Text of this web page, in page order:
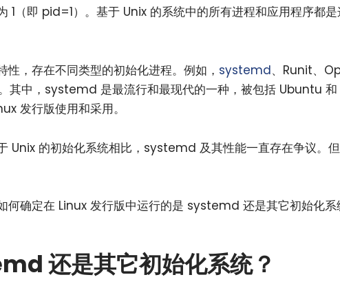
1（即 pid=1）。基于 Unix 的系统中的所有进程和应用程序都
性，存在不同类型的初始化进程。例如， systemd、Runit、
其中，systemd 是最流行和最现代的一种，被包括 Ubuntu
发行版使用和采用。
Unix 的初始化系统相比，systemd 及其性能一直存在争议。
何确定在 Linux 发行版中运行的是 systemd 还是其它初始化系
还是其它初始化系统？